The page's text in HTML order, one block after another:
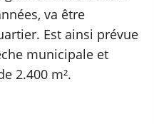
va être
Est ainsi prévue
municipale et
2.400 m².